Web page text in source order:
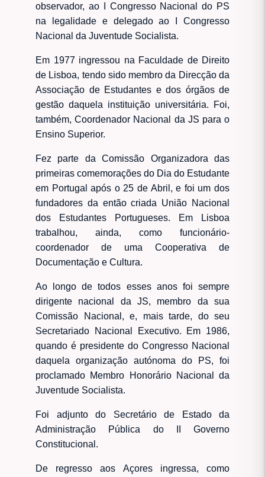
observador, ao I Congresso Nacional do PS
na legalidade e delegado ao I Congresso
Nacional da Juventude Socialista.
Em 1977 ingressou na Faculdade de Direito
de Lisboa, tendo sido membro da Direcção da
Associação de Estudantes e dos órgãos de
gestão daquela instituição universitária. Foi,
também, Coordenador Nacional da JS para o
Ensino Superior.
Fez parte da Comissão Organizadora das
primeiras comemorações do Dia do Estudante
em Portugal após o 25 de Abril, e foi um dos
fundadores da então criada União Nacional
dos Estudantes Portugueses. Em Lisboa
trabalhou, ainda, como funcionário-
coordenador de uma Cooperativa de
Documentação e Cultura.
Ao longo de todos esses anos foi sempre
dirigente nacional da JS, membro da sua
Comissão Nacional, e, mais tarde, do seu
Secretariado Nacional Executivo. Em 1986,
quando é presidente do Congresso Nacional
daquela organização autónoma do PS, foi
proclamado Membro Honorário Nacional da
Juventude Socialista.
Foi adjunto do Secretário de Estado da
Administração Pública do II Governo
Constitucional.
De regresso aos Açores ingressa, como